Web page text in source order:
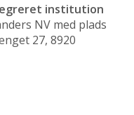
institution
NV med plads
27, 8920